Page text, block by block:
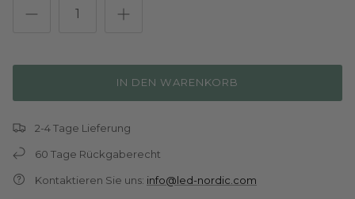
IN DEN WARENKORB
2-4 Tage Lieferung
60 Tage Rückgaberecht
Kontaktieren Sie uns: info@led-nordic.com